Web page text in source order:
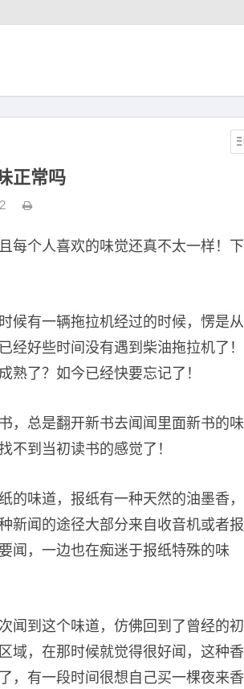
正常吗
每个人喜欢的味觉还真不太一样！下
候有一辆拖拉机经过的时候，愣是从
好些时间没有遇到柴油拖拉机了！
熟了？如今已经快要忘记了！
，总是翻开新书去闻闻里面新书的味
不到当初读书的感觉了！
的味道，报纸有一种天然的油墨香，
新闻的途径大部分来自收音机或者报
闻，一边也在痴迷于报纸特殊的味
闻到这个味道，仿佛回到了曾经的初
域，在那时候就觉得很好闻，这种香
，有一段时间很想自己买一棵夜来香